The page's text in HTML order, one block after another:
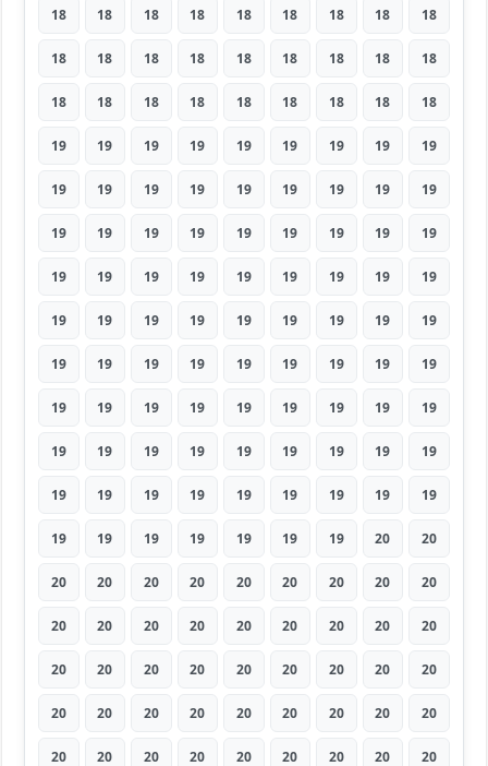
18 18 18 18 18 18 18 18 18
18 18 18 18 18 18 18 18 18
18 18 18 18 18 18 18 18 18
19 19 19 19 19 19 19 19 19
19 19 19 19 19 19 19 19 19
19 19 19 19 19 19 19 19 19
19 19 19 19 19 19 19 19 19
19 19 19 19 19 19 19 19 19
19 19 19 19 19 19 19 19 19
19 19 19 19 19 19 19 19 19
19 19 19 19 19 19 19 19 19
19 19 19 19 19 19 19 19 19
19 19 19 19 19 19 19 20 20
20 20 20 20 20 20 20 20 20
20 20 20 20 20 20 20 20 20
20 20 20 20 20 20 20 20 20
20 20 20 20 20 20 20 20 20
20 20 20 20 20 20 20 20 20